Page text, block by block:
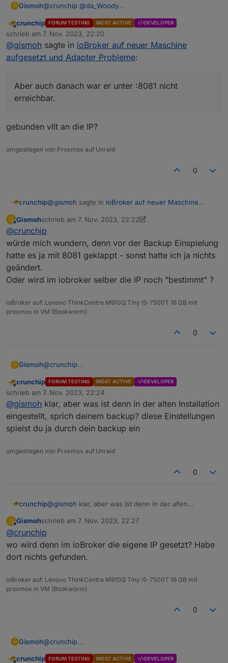
G Gismoh@crunchip @da_Woody
aber über die Console nachgeholt.
Aber auch danach war er unter :8081 nicht erreichbar.
Erst nachdem ich über die Console einen "admin.1"
installiert hatte, war dieser dann über :8091 erreichbar.
Spiele gerade erneut ein Restore mit dem Backitup
Adapter ein, habe diesmal alle Instanzen außer
"admin" und "backitup" auf der Zielmaschine vorher
deinstalliert.
Mal sehen ;)
Offline
crunchip FORUM TESTING MOST ACTIVE DEVELOPER
schrieb am 7. Nov. 2023, 22:20
zuletzt editiert von
@gismoh sagte in ioBroker auf neuer Maschine
aufgesetzt und Adapter Probleme:
Aber auch danach war er unter :8081 nicht
erreichbar.
gebunden vllt an die IP?
umgestiegen von Proxmox auf Unraid
0
crunchip@gismoh sagte in ioBroker auf neuer Maschine
erreichbar.
gebunden vllt an die IP?
G Gismohschrieb am 7. Nov. 2023, 22:22
zuletzt editiert von Gismoh11. Juli 2023, 23:24
@crunchip
würde mich wundern, denn vor der Backup Einspielung
hatte es ja mit 8081 geklappt - sonst hatte ich ja nichts
geändert.
Oder wird im iobroker selber die IP noch "bestimmt" ?
ioBroker auf: Lenovo ThinkCentre M910Q Tiny i5-7500T 16 GB mit
proxmox in VM (Bookworm)
0
G Gismoh@crunchip
Einspielung hatte es ja mit 8081 geklappt - sonst hatte
ich ja nichts geändert.
Oder wird im iobroker selber die IP noch "bestimmt" ?
Offline
crunchip FORUM TESTING MOST ACTIVE DEVELOPER
schrieb am 7. Nov. 2023, 22:24
zuletzt editiert von
@gismoh klar, aber was ist denn in der alten Installation
eingestellt, sprich deinem backup? diese Einstellungen
spielst du ja durch dein backup ein
umgestiegen von Proxmox auf Unraid
0
crunchip@gismoh klar, aber was ist denn in der alten
Einstellungen spielst du ja durch dein backup ein
G Gismohschrieb am 7. Nov. 2023, 22:27
zuletzt editiert von
@crunchip
wo wird denn im ioBroker die eigene IP gesetzt? Habe
dort nichts gefunden.
ioBroker auf: Lenovo ThinkCentre M910Q Tiny i5-7500T 16 GB mit
proxmox in VM (Bookworm)
0
G Gismoh@crunchip
dort nichts gefunden.
crunchip FORUM TESTING MOST ACTIVE DEVELOPER